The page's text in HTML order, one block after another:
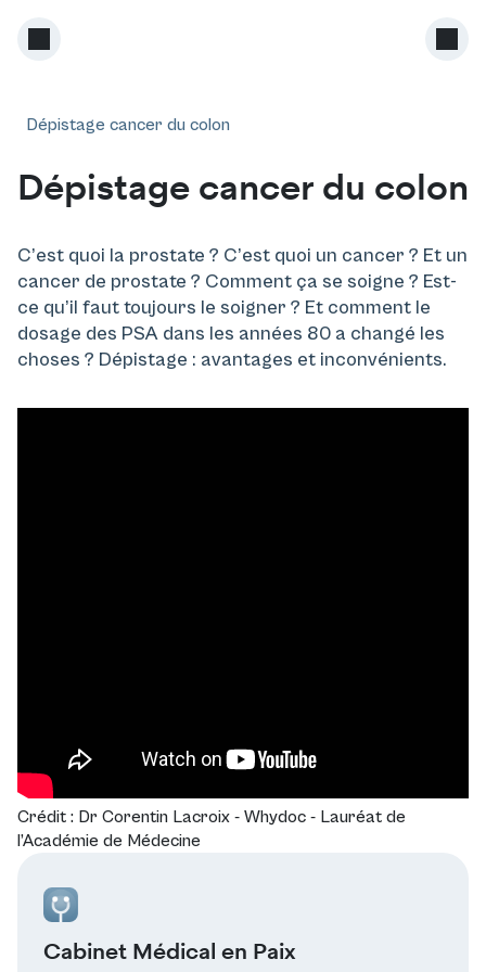
Dépistage cancer du colon
Dépistage cancer du colon
C’est quoi la prostate ? C’est quoi un cancer ? Et un
cancer de prostate ? Comment ça se soigne ? Est-
ce qu’il faut toujours le soigner ? Et comment le
dosage des PSA dans les années 80 a changé les
choses ? Dépistage : avantages et inconvénients.
Crédit : Dr Corentin Lacroix - Whydoc - Lauréat de
l’Académie de Médecine
Cabinet Médical en Paix